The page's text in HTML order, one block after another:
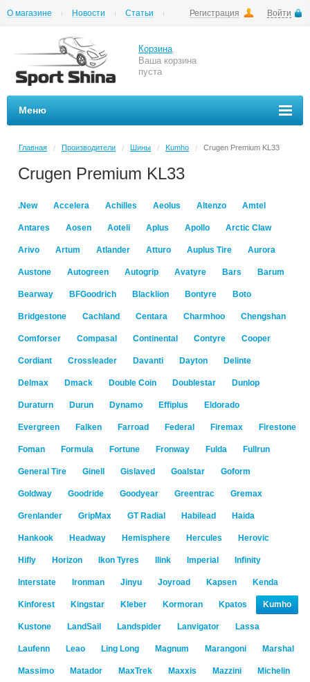
Регистрация Войти
О магазине Новости
Статьи
Корзина
Ваша корзина
пуста
Меню
Главная / Производители / Шины / Kumho / Crugen Premium KL33
Crugen Premium KL33
.New Accelera Achilles Aeolus Altenzo Amtel
Antares Aosen Aoteli Aplus Apollo Arctic Claw
Arivo Artum Atlander Atturo Auplus Tire Aurora
Austone Autogreen Autogrip Avatyre Bars Barum
Bearway BFGoodrich Blacklion Bontyre Boto
Bridgestone Cachland Centara Charmhoo Chengshan
Comforser Compasal Continental Contyre Cooper
Cordiant Crossleader Davanti Dayton Delinte
Delmax Dmack Double Coin Doublestar Dunlop
Duraturn Durun Dynamo Effiplus Eldorado
Evergreen Falken Farroad Federal Firemax Firestone
Foman Formula Fortune Fronway Fulda Fullrun
General Tire Ginell Gislaved Goalstar Goform
Goldway Goodride Goodyear Greentrac Gremax
Grenlander GripMax GT Radial Habilead Haida
Hankook Headway Hemisphere Hercules Herovic
Hifly Horizon Ikon Tyres Ilink Imperial Infinity
Interstate Ironman Jinyu Joyroad Kapsen Kenda
Kinforest Kingstar Kleber Kormoran Kpatos Kumho
Kustone LandSail Landspider Lanvigator Lassa
Laufenn Leao Ling Long Magnum Marangoni Marshal
Massimo Matador MaxTrek Maxxis Mazzini Michelin